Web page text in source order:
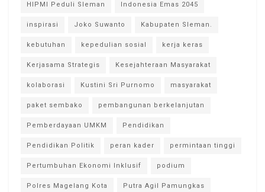
HIPMI Peduli Sleman Indonesia Emas 2045
inspirasi Joko Suwanto Kabupaten Sleman.
kebutuhan kepedulian sosial kerja keras
Kerjasama Strategis Kesejahteraan Masyarakat
kolaborasi Kustini Sri Purnomo masyarakat
paket sembako pembangunan berkelanjutan
Pemberdayaan UMKM Pendidikan
Pendidikan Politik peran kader permintaan tinggi
Pertumbuhan Ekonomi Inklusif podium
Polres Magelang Kota Putra Agil Pamungkas